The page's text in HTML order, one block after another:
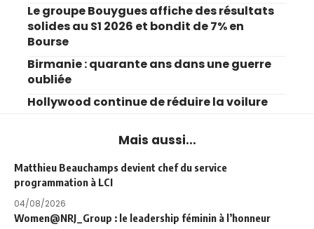
Le groupe Bouygues affiche des résultats
solides au S1 2026 et bondit de 7% en
Bourse
Birmanie : quarante ans dans une guerre
oubliée
Hollywood continue de réduire la voilure
Mais aussi...
Matthieu Beauchamps devient chef du service
programmation à LCI
04/08/2026
Women@NRJ_Group : le leadership féminin à l’honneur